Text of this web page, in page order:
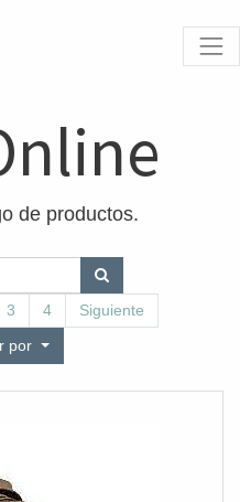
de productos.
3 4
Siguiente
por